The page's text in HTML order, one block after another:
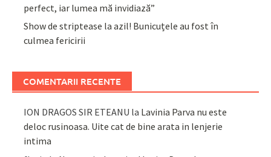
perfect, iar lumea mă invidiază”
Show de striptease la azil! Bunicuțele au fost în
culmea fericirii
COMENTARII RECENTE
ION DRAGOS SIR ETEANU la Lavinia Parva nu este
deloc rusinoasa. Uite cat de bine arata in lenjerie
intima